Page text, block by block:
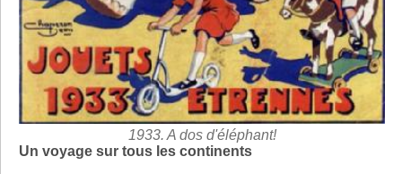
1933. A dos d'éléphant!
Un voyage sur tous les continents